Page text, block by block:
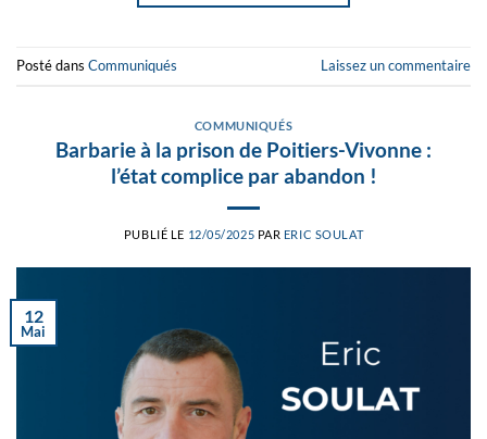
Posté dans Communiqués Laissez un commentaire
COMMUNIQUÉS
Barbarie à la prison de Poitiers-Vivonne :
l’état complice par abandon !
PUBLIÉ LE 12/05/2025 PAR ERIC SOULAT
12
Mai